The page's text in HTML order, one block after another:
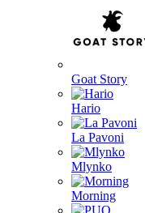
Goat Story
Hario
La Pavoni
Mlynko
Morning